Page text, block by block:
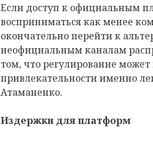
Если доступ к официальным
восприниматься как менее
окончательно перейти к
неофициальным каналам
том, что регулирование
привлекательности именно
Атаманенко.
Издержки для платформ